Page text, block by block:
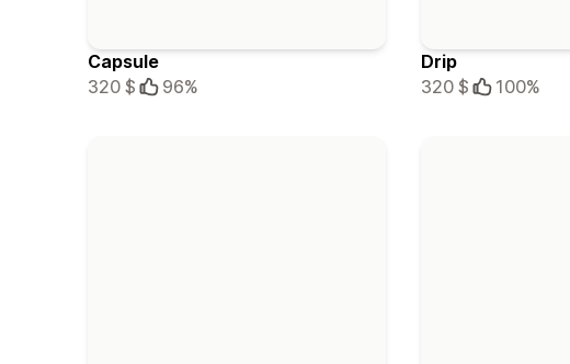
Capsule
320 $
96%
Drip
320 $
100%